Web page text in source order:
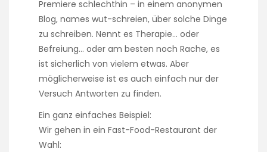
Premiere schlechthin – in einem anonymen
Blog, names wut-schreien, über solche Dinge
zu schreiben. Nennt es Therapie… oder
Befreiung… oder am besten noch Rache, es
ist sicherlich von vielem etwas. Aber
möglicherweise ist es auch einfach nur der
Versuch Antworten zu finden.
Ein ganz einfaches Beispiel:
Wir gehen in ein Fast-Food-Restaurant der
Wahl: